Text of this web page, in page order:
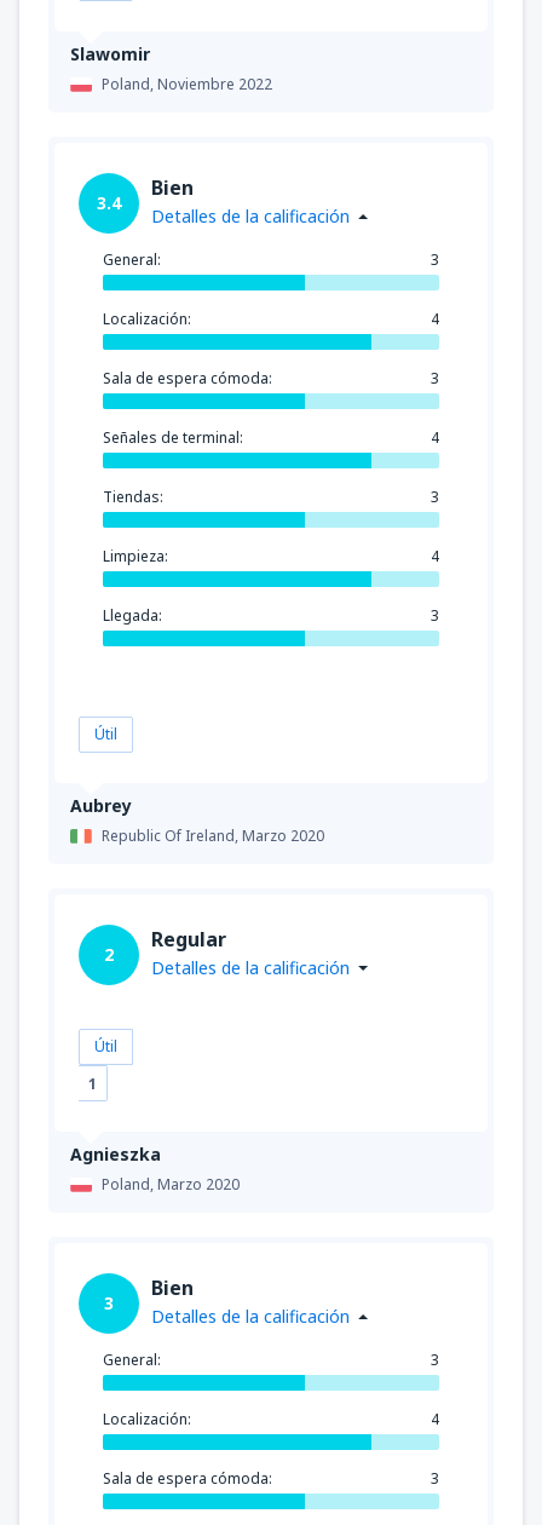
Slawomir
Poland,Noviembre 2022
Aubrey
Republic Of Ireland,Marzo 2020
3.4
Bien
Detalles de la calificación
General: 3
Localización: 4
Sala de espera cómoda: 3
Señales de terminal: 4
Tiendas: 3
Limpieza: 4
Llegada: 3
Útil
Agnieszka
Poland,Marzo 2020
2
Regular
Detalles de la calificación
Útil
1
3
Bien
Detalles de la calificación
General: 3
Localización: 4
Sala de espera cómoda: 3